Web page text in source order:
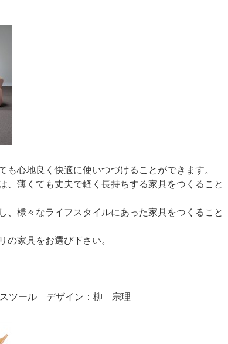
心地良く快適に使いつづけることができます。
、薄くても丈夫で軽く長持ちする家具をつくること
、様々なライフスタイルにあった家具をつくること
家具をお選び下さい。
ツール デザイン：柳 宗理